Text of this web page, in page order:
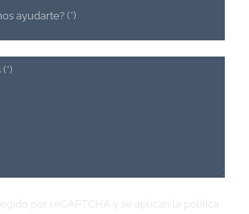
por reCAPTCHA y se aplican la política